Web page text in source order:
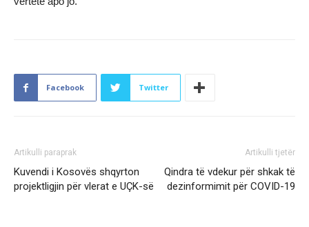
Facebook Twitter
Artikulli paraprak
Kuvendi i Kosovës shqyrton
projektligjin për vlerat e UÇK-së
Artikulli tjetër
Qindra të vdekur për shkak të
dezinformimit për COVID-19